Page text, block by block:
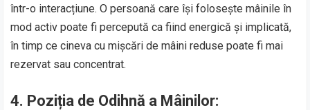
într-o interacțiune. O persoană care își folosește mâinile în
mod activ poate fi percepută ca fiind energică și implicată,
în timp ce cineva cu mișcări de mâini reduse poate fi mai
rezervat sau concentrat.
4. Poziția de Odihnă a Mâinilor: